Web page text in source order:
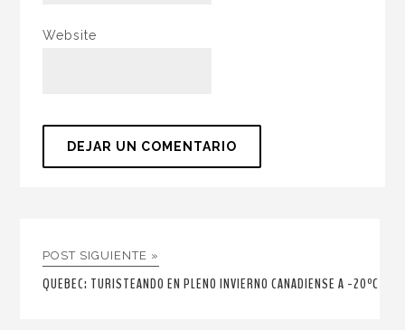
Website
POST SIGUIENTE »
QUEBEC: TURISTEANDO EN PLENO INVIERNO CANADIENSE A -20ºC